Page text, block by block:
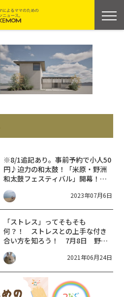
※8/1追記あり。事前予約で小人50
円♪迫力の和太鼓！「米原・野洲
和太鼓フェスティバル」開幕！
【米原8月6日・野洲8月20日】
2023年07月6日
「ストレス」ってそもそも
何？！ ストレスとの上手な付き
合い方を知ろう！ 7月8日 野洲
さざなみホール
2021年06月24日